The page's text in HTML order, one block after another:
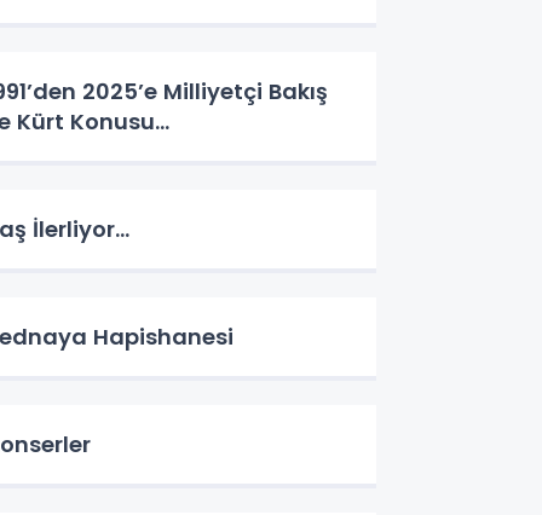
2025’e Milliyetçi Bakış
Kürt Konusu…
İlerliyor…
Hapishanesi